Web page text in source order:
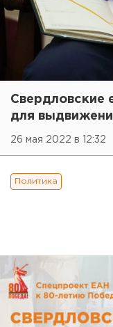
Свердловские
для
26 мая 2022 в 12:32
Политика